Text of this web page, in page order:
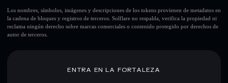
Los nombres, símbolos, imágenes y descripciones de los tokens provienen de metadatos en
la cadena de bloques y registros de terceros. Solflare no respalda, verifica la propiedad ni
reclama ningún derecho sobre marcas comerciales o contenido protegido por derechos de
autor de terceros.
ENTRA EN LA FORTALEZA